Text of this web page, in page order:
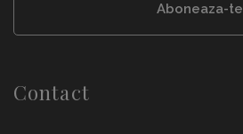
Aboneaza-te
Contact